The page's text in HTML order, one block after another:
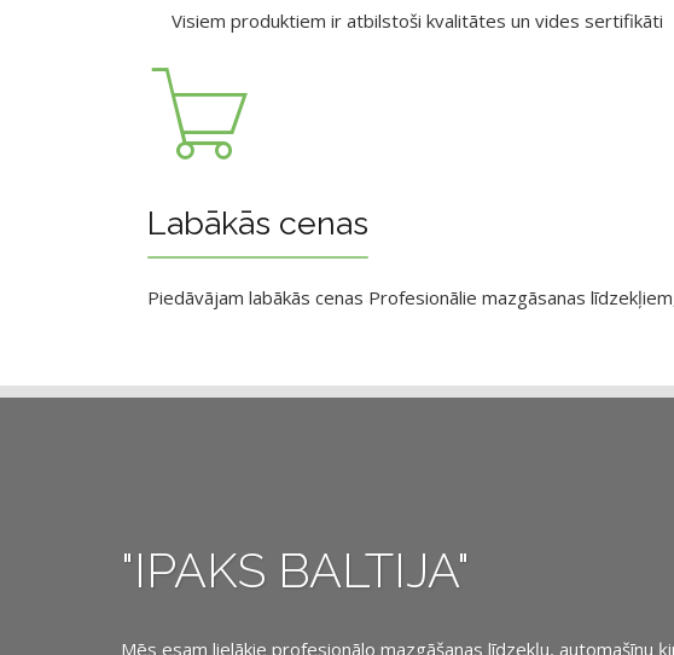
Visiem produktiem ir atbilstoši kvalitātes un vides sertifikāti
Labākās cenas
Piedāvājam labākās cenas Profesionālie mazgāsanas
"IPAKS BALTIJA"
Mēs esam lielākie profesionālo mazgāšanas līdzekļu, automašīnu